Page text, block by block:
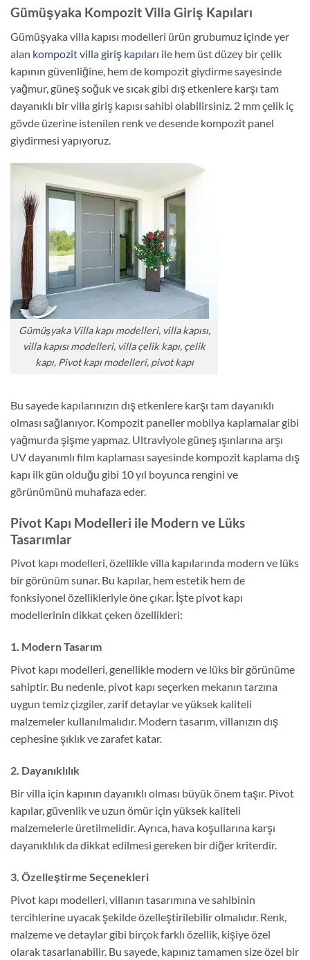
Gümüşyaka Kompozit Villa Giriş Kapıları
Gümüşyaka villa kapısı modelleri ürün grubumuz içinde yer
alan kompozit villa giriş kapıları ile hem üst düzey bir çelik
kapının güvenliğine, hem de kompozit giydirme sayesinde
yağmur, güneş soğuk ve sıcak gibi dış etkenlere karşı tam
dayanıklı bir villa giriş kapısı sahibi olabilirsiniz. 2 mm çelik iç
gövde üzerine istenilen renk ve desende kompozit panel
giydirmesi yapıyoruz.
Gümüşyaka Villa kapı modelleri, villa kapısı,
villa kapısı modelleri, villa çelik kapı, çelik
kapı, Pivot kapı modelleri, pivot kapı
Bu sayede kapılarınızın dış etkenlere karşı tam dayanıklı
olması sağlanıyor. Kompozit paneller mobilya kaplamalar gibi
yağmurda şişme yapmaz. Ultraviyole güneş ışınlarına arşı
UV dayanımlı film kaplaması sayesinde kompozit kaplama dış
kapı ilk gün olduğu gibi 10 yıl boyunca rengini ve
görünümünü muhafaza eder.
Pivot Kapı Modelleri ile Modern ve Lüks
Tasarımlar
Pivot kapı modelleri, özellikle villa kapılarında modern ve lüks
bir görünüm sunar. Bu kapılar, hem estetik hem de
fonksiyonel özellikleriyle öne çıkar. İşte pivot kapı
modellerinin dikkat çeken özellikleri:
1. Modern Tasarım
Pivot kapı modelleri, genellikle modern ve lüks bir görünüme
sahiptir. Bu nedenle, pivot kapı seçerken mekanın tarzına
uygun temiz çizgiler, zarif detaylar ve yüksek kaliteli
malzemeler kullanılmalıdır. Modern tasarım, villanızın dış
cephesine şıklık ve zarafet katar.
2. Dayanıklılık
Bir villa için kapının dayanıklı olması büyük önem taşır. Pivot
kapılar, güvenlik ve uzun ömür için yüksek kaliteli
malzemelerle üretilmelidir. Ayrıca, hava koşullarına karşı
dayanıklılık da dikkat edilmesi gereken bir diğer kriterdir.
3. Özelleştirme Seçenekleri
Pivot kapı modelleri, villanın tasarımına ve sahibinin
tercihlerine uyacak şekilde özelleştirilebilir olmalıdır. Renk,
malzeme ve detaylar gibi birçok farklı özellik, kişiye özel
olarak tasarlanabilir. Bu sayede, kapınız tamamen size özel bir